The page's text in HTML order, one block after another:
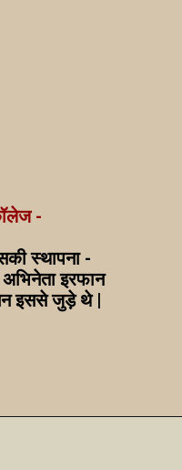
-
स्थापना -
इरफान
इससे जुड़े थे |